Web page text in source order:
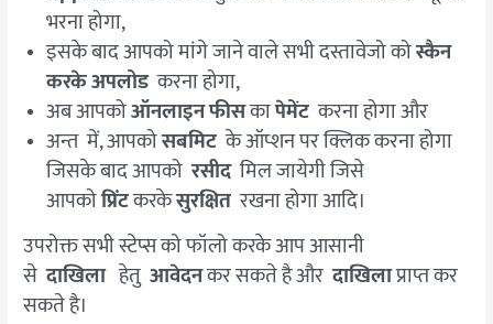
भरना होगा,
इसके बाद आपको मांगे जाने वाले सभी दस्तावेजो कोस्कैन
करके अपलोडकरना होगा,
अब आपकोऑनलाइन फीसकापेमेंट करना होगा और
अन्त में, आपकोसबमिट के ऑप्शन पर क्लिक करना होगा
जिसके बाद आपको रसीदमिल जायेगी जिसे
आपकोप्रिंटकरकेसुरक्षित रखना होगा आदि।
उपरोक्त सभी स्टेप्स को फॉलो करके आप आसानी
से दाखिला हेतु आवेदनकर सकते है और दाखिलाप्राप्त कर
सकते है।